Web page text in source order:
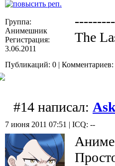
Группа:
Анимешник
Регистрация:
3.06.2011
The
Публикаций: 0 | Комментариев:
#14 написал:
7 июня 2011 07:51 | ICQ: --
Аниме